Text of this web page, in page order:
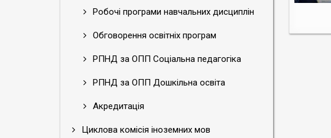
Робочі програми навчальних дисциплін
Обговорення освітніх програм
РПНД за ОПП Соціальна педагогіка
РПНД за ОПП Дошкільна освіта
Акредитація
Циклова комісія іноземних мов